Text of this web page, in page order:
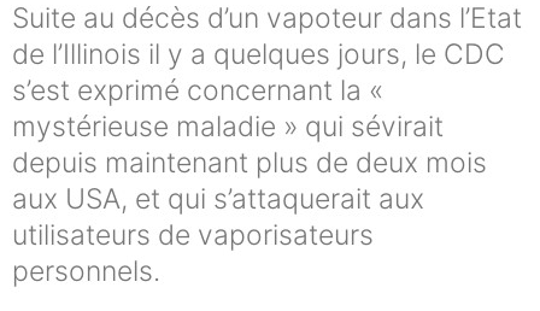
Suite au décès d’un vapoteur dans l’Etat
de l’Illinois il y a quelques jours, le CDC
s’est exprimé concernant la «
mystérieuse maladie » qui sévirait
depuis maintenant plus de deux mois
aux USA, et qui s’attaquerait aux
utilisateurs de vaporisateurs
personnels.